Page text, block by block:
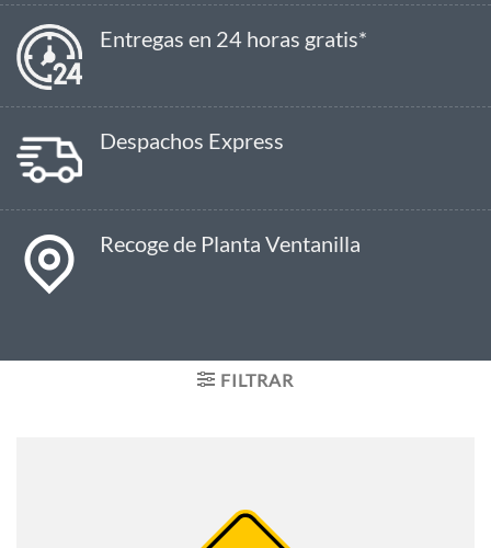
Entregas en 24 horas gratis*
Despachos Express
Recoge de Planta Ventanilla
FILTRAR